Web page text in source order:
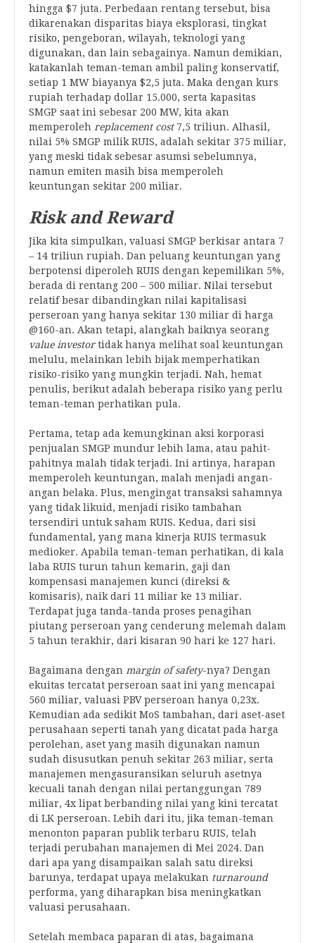
hingga $7 juta. Perbedaan rentang tersebut, bisa
dikarenakan disparitas biaya eksplorasi, tingkat
risiko, pengeboran, wilayah, teknologi yang
digunakan, dan lain sebagainya. Namun demikian,
katakanlah teman-teman ambil paling konservatif,
setiap 1 MW biayanya $2,5 juta. Maka dengan kurs
rupiah terhadap dollar 15.000, serta kapasitas
SMGP saat ini sebesar 200 MW, kita akan
memperoleh replacement cost7,5 triliun. Alhasil,
nilai 5% SMGP milik RUIS, adalah sekitar 375 miliar,
yang meski tidak sebesar asumsi sebelumnya,
namun emiten masih bisa memperoleh
keuntungan sekitar 200 miliar.
Risk and Reward
Jika kita simpulkan, valuasi SMGP berkisar antara 7
– 14 triliun rupiah. Dan peluang keuntungan yang
berpotensi diperoleh RUIS dengan kepemilikan 5%,
berada di rentang 200 – 500 miliar. Nilai tersebut
relatif besar dibandingkan nilai kapitalisasi
perseroan yang hanya sekitar 130 miliar di harga
@160-an. Akan tetapi, alangkah baiknya seorang
value investortidak hanya melihat soal keuntungan
melulu, melainkan lebih bijak memperhatikan
risiko-risiko yang mungkin terjadi. Nah, hemat
penulis, berikut adalah beberapa risiko yang perlu
teman-teman perhatikan pula.
Pertama, tetap ada kemungkinan aksi korporasi
penjualan SMGP mundur lebih lama, atau pahit-
pahitnya malah tidak terjadi. Ini artinya, harapan
memperoleh keuntungan, malah menjadi angan-
angan belaka. Plus, mengingat transaksi sahamnya
yang tidak likuid, menjadi risiko tambahan
tersendiri untuk saham RUIS. Kedua, dari sisi
fundamental, yang mana kinerja RUIS termasuk
medioker. Apabila teman-teman perhatikan, di kala
laba RUIS turun tahun kemarin, gaji dan
kompensasi manajemen kunci (direksi &
komisaris), naik dari 11 miliar ke 13 miliar.
Terdapat juga tanda-tanda proses penagihan
piutang perseroan yang cenderung melemah dalam
5 tahun terakhir, dari kisaran 90 hari ke 127 hari.
Bagaimana dengan margin of safety-nya? Dengan
ekuitas tercatat perseroan saat ini yang mencapai
560 miliar, valuasi PBV perseroan hanya 0,23x.
Kemudian ada sedikit MoS tambahan, dari aset-aset
perusahaan seperti tanah yang dicatat pada harga
perolehan, aset yang masih digunakan namun
sudah disusutkan penuh sekitar 263 miliar, serta
manajemen mengasuransikan seluruh asetnya
kecuali tanah dengan nilai pertanggungan 789
miliar, 4x lipat berbanding nilai yang kini tercatat
di LK perseroan. Lebih dari itu, jika teman-teman
menonton paparan publik terbaru RUIS, telah
terjadi perubahan manajemen di Mei 2024. Dan
dari apa yang disampaikan salah satu direksi
barunya, terdapat upaya melakukan turnaround
performa, yang diharapkan bisa meningkatkan
valuasi perusahaan.
Setelah membaca paparan di atas, bagaimana